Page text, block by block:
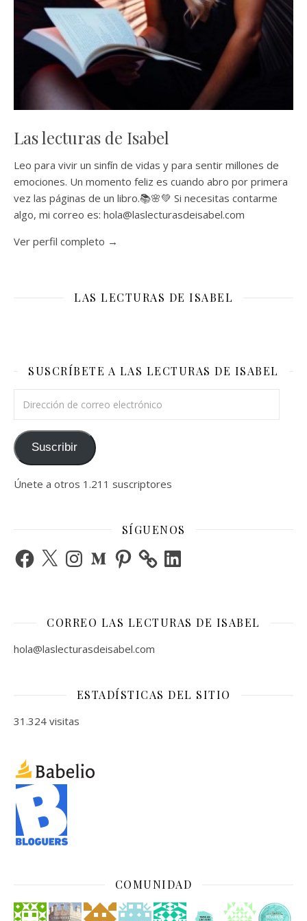
Las lecturas de Isabel
Leo para vivir un sinfín de vidas y para sentir millones de
emociones. Un momento feliz es cuando abro por primera
vez las páginas de un libro.📚🌸💚 Si necesitas contarme
algo, mi correo es: hola@laslecturasdeisabel.com
Ver perfil completo →
LAS LECTURAS DE ISABEL
SUSCRÍBETE A LAS LECTURAS DE ISABEL
Suscribir
Únete a otros 1.211 suscriptores
SÍGUENOS
Facebook
X InstagramMediumPinterest LinkedIn
CORREO LAS LECTURAS DE ISABEL
hola@laslecturasdeisabel.com
ESTADÍSTICAS DEL SITIO
31.324 visitas
COMUNIDAD